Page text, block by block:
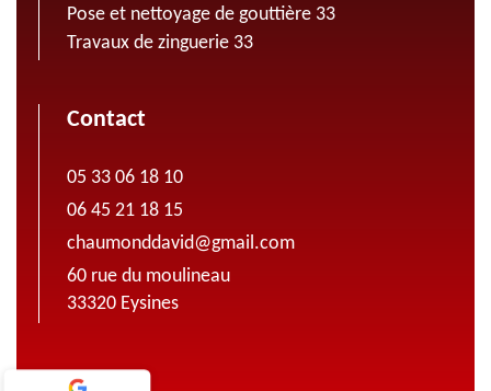
Pose et nettoyage de gouttière 33
Travaux de zinguerie 33
Contact
05 33 06 18 10
06 45 21 18 15
chaumonddavid@gmail.com
60 rue du moulineau
33320 Eysines